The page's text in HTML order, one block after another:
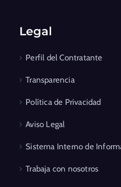
Legal
Perfil del Contratante
Transparencia
Política de Privacidad
Aviso Legal
Sistema Interno de
Trabaja con nosotros